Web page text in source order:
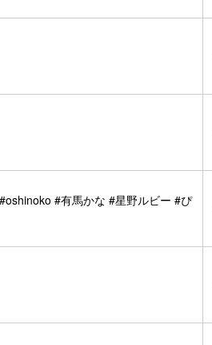
#有馬かな #星野ルビー #ぴ